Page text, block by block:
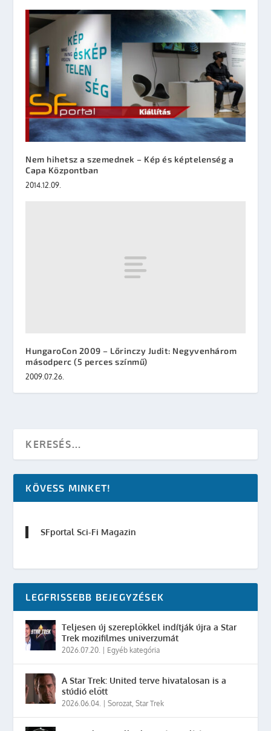
Nem hihetsz a szemednek – Kép és képtelenség a
Capa Központban
2014.12.09.
HungaroCon 2009 – Lőrinczy Judit: Negyvenhárom
másodperc (5 perces színmű)
2009.07.26.
KÖVESS MINKET!
SFportal Sci-Fi Magazin
LEGFRISSEBB BEJEGYZÉSEK
Teljesen új szereplőkkel indítják újra a Star
Trek mozifilmes univerzumát
2026.07.20. Egyéb kategória
A Star Trek: United terve hivatalosan is a
stúdió előtt
2026.06.04. |Sorozat ,Star Trek